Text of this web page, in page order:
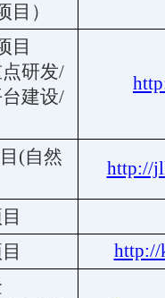
）
目
点研发/
建设/
(自然
http://
http://